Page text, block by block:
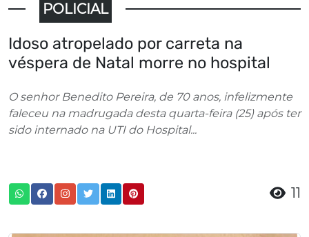
POLICIAL
Idoso atropelado por carreta na
véspera de Natal morre no hospital
O senhor Benedito Pereira, de 70 anos, infelizmente
faleceu na madrugada desta quarta-feira (25) após ter
sido internado na UTI do Hospital...
11